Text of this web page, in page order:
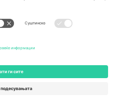
Dorfstrasse 52a, 6390
United Arab Emirates